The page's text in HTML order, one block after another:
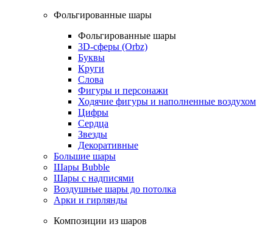
Фольгированные шары
Фольгированные шары
3D-сферы (Orbz)
Буквы
Круги
Слова
Фигуры и персонажи
Ходячие фигуры и наполненные воздухом
Цифры
Сердца
Звезды
Декоративные
Большие шары
Шары Bubble
Шары с надписями
Воздушные шары до потолка
Арки и гирлянды
Композиции из шаров